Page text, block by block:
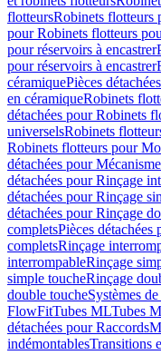
flotteursRobinets flotteurs
pour Robinets flotteurs
pour réservoirs à encastrer
pour réservoirs à encastrer
céramiquePièces
en céramiqueRobinets
détachées pour Robinets
universelsRobinets
Robinets flotteurs pour
détachées pour
détachées pour Rinçage
détachées pour Rinçage
détachées pour Rinçage
completsPièces détachées
completsRinçage
interrompableRinçage
simple toucheRinçage
double toucheSystèmes
FlowFitTubes MLTubes
détachées pour Raccords
indémontablesTransitions